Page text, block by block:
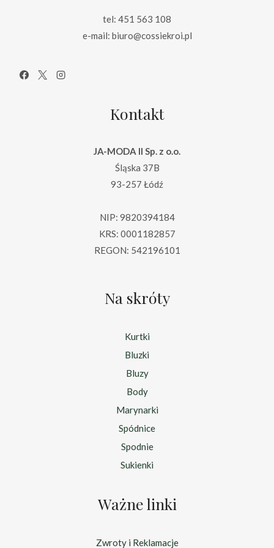
tel: 451 563 108
e-mail: biuro@cossiekroi.pl
Kontakt
JA-MODA II Sp. z o.o.
Śląska 37B
93-257 Łódź
NIP: 9820394184
KRS: 0001182857
REGON: 542196101
Na skróty
Kurtki
Bluzki
Bluzy
Body
Marynarki
Spódnice
Spodnie
Sukienki
Ważne linki
Zwroty i Reklamacje